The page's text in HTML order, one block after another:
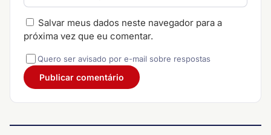
Salvar meus dados neste navegador para a
próxima vez que eu comentar.
Quero ser avisado por e-mail sobre respostas